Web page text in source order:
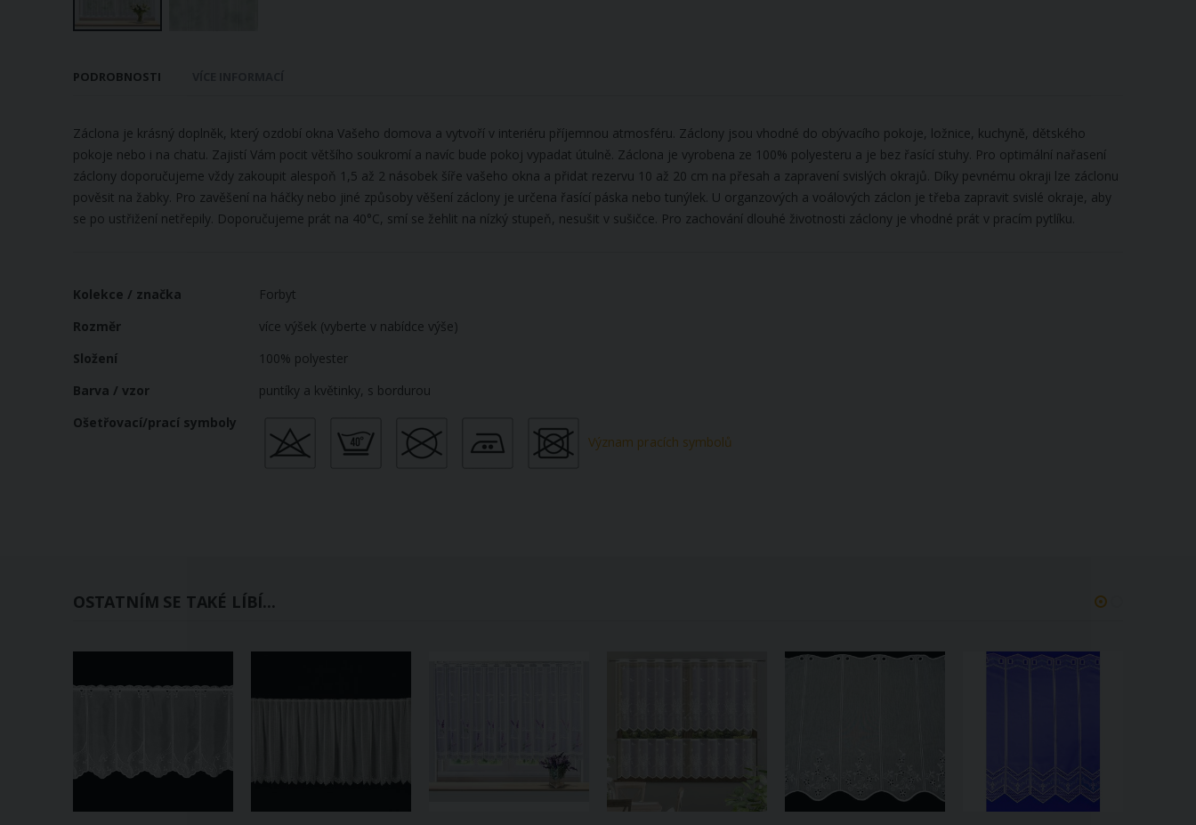
začátek
s
obrázky
PODROBNOSTI
Záclona je krásný doplněk, který ozdobí okna Vašeho domova a vytvoří v interiéru příjemnou atmosféru. Záclony jsou vhodné do obývacího pokoje, ložnice, kuchyně, dětského
pokoje nebo i na chatu. Zajistí Vám pocit většího soukromí a navíc bude pokoj vypadat útulně. Záclona je vyrobena ze 100% polyesteru a je bez řasící stuhy. Pro optimální nařasení
záclony doporučujeme vždy zakoupit alespoň 1,5 až 2 násobek šíře vašeho okna a přidat rezervu 10 až 20 cm na přesah a zapravení svislých okrajů. Díky pevnému okraji lze záclonu
pověsit na žabky. Pro zavěšení na háčky nebo jiné způsoby věšení záclony je určena řasící páska nebo tunýlek. U organzových a voálových záclon je třeba zapravit svislé okraje, aby
se po ustřižení netřepily. Doporučujeme prát na 40°C, smí se žehlit na nízký stupeň, nesušit v sušičce. Pro zachování dlouhé životnosti záclony je vhodné prát v pracím pytlíku.
Více
Kolekce / značka
Forbyt
Rozměr
více výšek (vyberte v nabídce výše)
Složení
100% polyester
Barva / vzor
puntíky a květinky, s bordurou
Ošetřovací/prací symboly
Význam pracích symbolů
OSTATNÍM SE TAKÉ LÍBÍ...